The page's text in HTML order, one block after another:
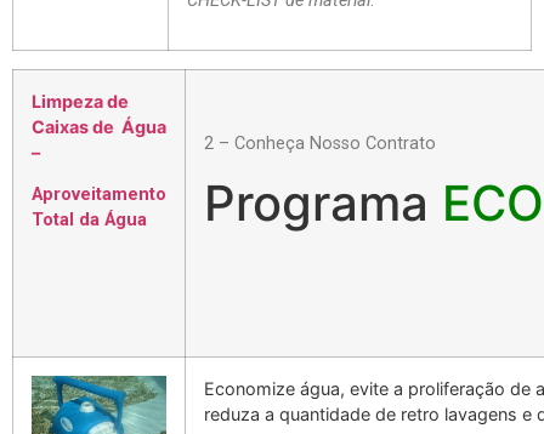
Limpeza de
Caixas de Água
–
Aproveitamento
Total da Água
2 – Conheça Nosso Contrato
Programa
Economize água, evite a proliferação de
reduza a quantidade de retro lavagens e